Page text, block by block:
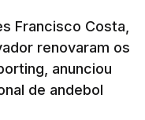
Francisco Costa,
renovaram os
anunciou
de andebol